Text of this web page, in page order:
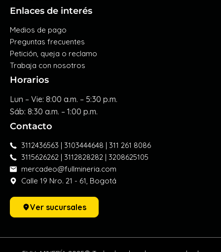
Enlaces de interés
Medios de pago
Preguntas frecuentes
Petición, queja o reclamo
Trabaja con nosotros
Horarios
Lun – Vie: 8:00 a.m. – 5:30 p.m.
Sáb: 8:30 a.m. – 1:00 p.m.
Contacto
3112436563 | 3103444648 | 311 261 8086
3115626262 | 3112828282 | 3208625105
mercadeo@fullmineria.com
Calle 19 Nro. 21 - 61, Bogotá
Ver sucursales